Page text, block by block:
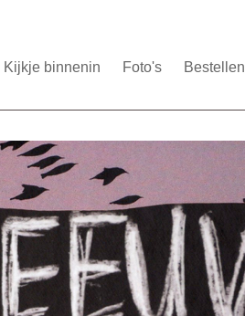
Kijkje binnenin Foto's Bestellen